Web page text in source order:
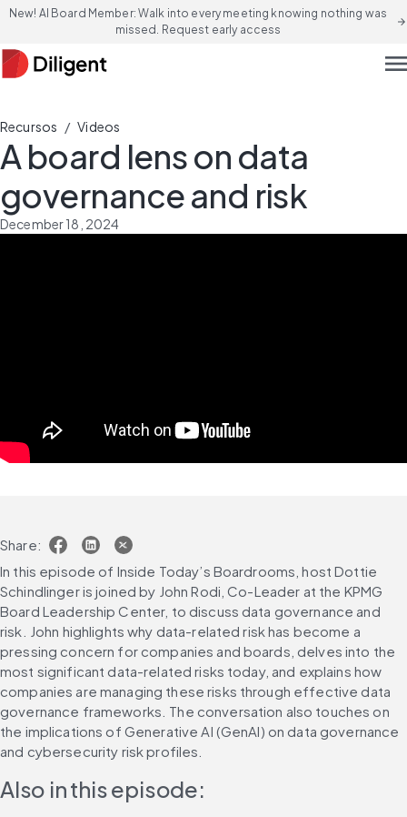
New! AI Board Member: Walk into every meeting knowing nothing was
missed. Request early access
arrow_forward
Recursos / Videos
A board lens on data
governance and risk
December 18, 2024
Share:
In this episode of Inside Today’s Boardrooms, host Dottie
Schindlinger is joined by John Rodi, Co-Leader at the KPMG
Board Leadership Center, to discuss data governance and
risk. John highlights why data-related risk has become a
pressing concern for companies and boards, delves into the
most significant data-related risks today, and explains how
companies are managing these risks through effective data
governance frameworks. The conversation also touches on
the implications of Generative AI (GenAI) on data governance
and cybersecurity risk profiles.
Also in this episode: